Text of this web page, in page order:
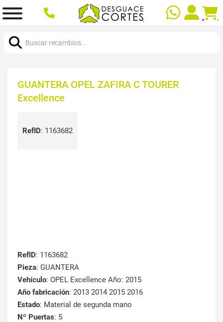
GUANTERA OPEL ZAFIRA C TOURER
Excellence
RefID: 1163682
RefID: 1163682
Pieza: GUANTERA
Vehículo: OPEL Excellence Año: 2015
Año fabricación: 2013 2014 2015 2016
Estado: Material de segunda mano
Nº Puertas: 5